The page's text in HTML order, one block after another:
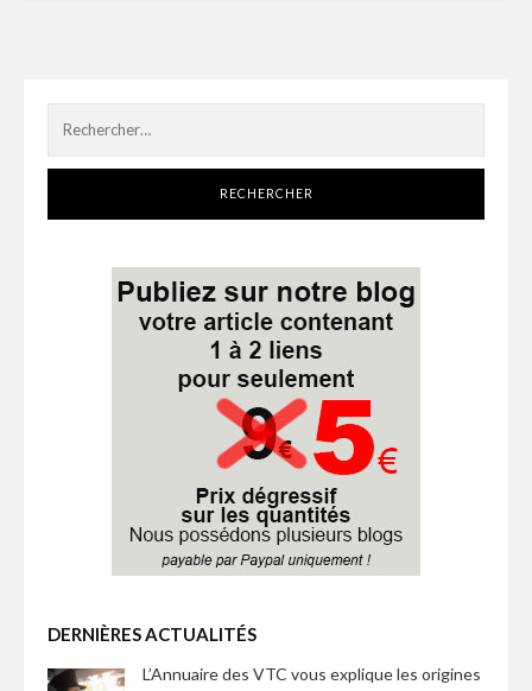
DERNIÈRES ACTUALITÉS
L’Annuaire des VTC vous explique les origines